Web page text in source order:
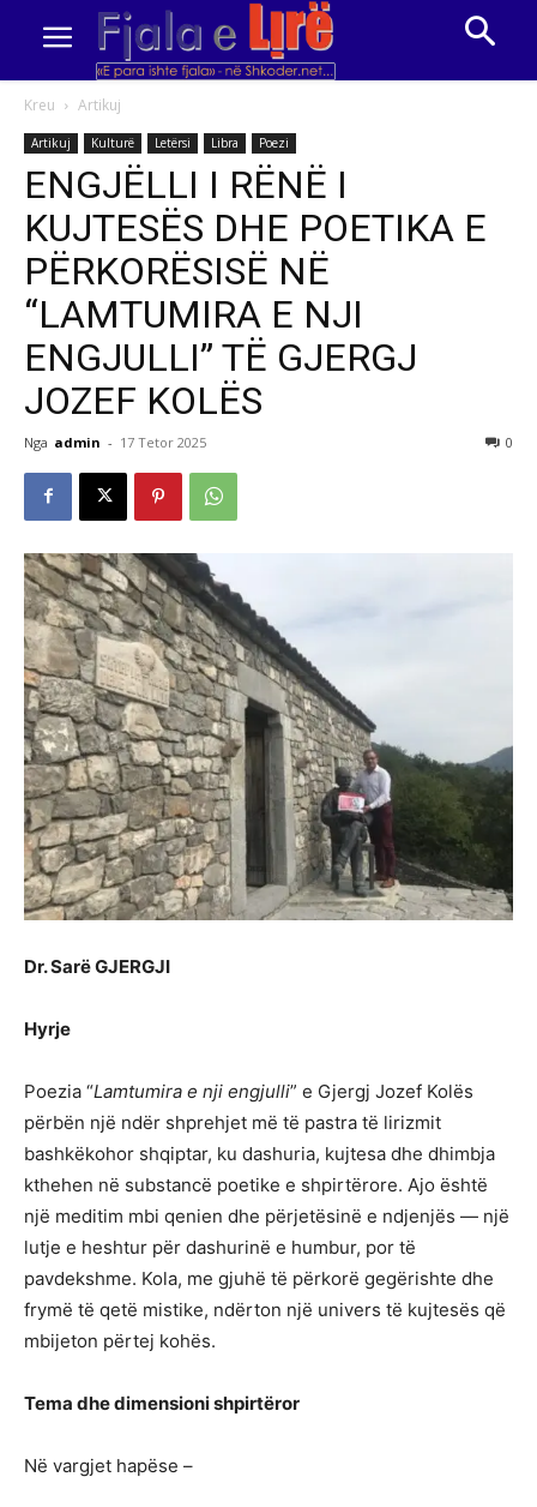
Kreu Artikuj
Artikuj Kulturë Letërsi Libra Poezi
ENGJËLLI I RËNË I
KUJTESËS DHE POETIKA E
PËRKORËSISË NË
“LAMTUMIRA E NJI
ENGJULLI” TË GJERGJ
JOZEF KOLËS
Nga admin - 17 Tetor 2025 0
Dr. Sarë GJERGJI
Hyrje
Poezia “Lamtumira e nji engjulli” e Gjergj Jozef Kolës
përbën një ndër shprehjet më të pastra të lirizmit
bashkëkohor shqiptar, ku dashuria, kujtesa dhe dhimbja
kthehen në substancë poetike e shpirtërore. Ajo është
një meditim mbi qenien dhe përjetësinë e ndjenjës — një
lutje e heshtur për dashurinë e humbur, por të
pavdekshme. Kola, me gjuhë të përkorë gegërishte dhe
frymë të qetë mistike, ndërton një univers të kujtesës që
mbijeton përtej kohës.
Tema dhe dimensioni shpirtëror
Në vargjet hapëse –